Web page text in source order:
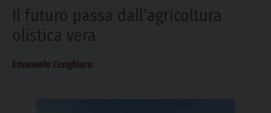
Il futuro passa dall’agricoltura
olistica vera
Emanuele Cenghiaro